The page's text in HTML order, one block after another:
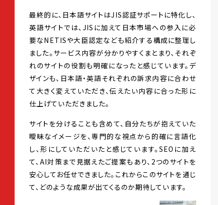
最終的に、日本語サイトはJIS認証サポートに特化し、
英語サイトでは、JISに加えて日本市場への参入に必
要なNETISや大臣認定なども紹介する構成に整理し
ました。サービス内容が分かりやすくまとまり、それぞ
れのサイトの役割も明確になったと感じています。デ
ザインも、日本語・英語それぞれの訴求内容に合わせ
て大きく変えていただき、伝えたい内容に合った形に
仕上げていただきました。
サイトを分けることも含めて、自分たちが抱えていた
曖昧なイメージを、専門的な視点から的確に言語化
し、形にしていただいたと感じています。SEOに加え
て、AI対策まで見据えたご提案もあり、2つのサイトを
安心してお任せできました。これからこのサイトを通じ
て、どのような成果が出てくるのか期待しています。